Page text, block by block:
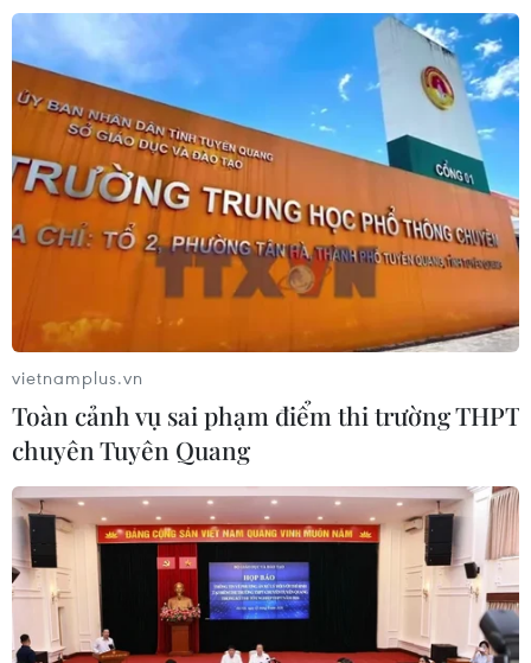
vietnamplus.vn
Toàn cảnh vụ sai phạm điểm thi trường THPT
chuyên Tuyên Quang